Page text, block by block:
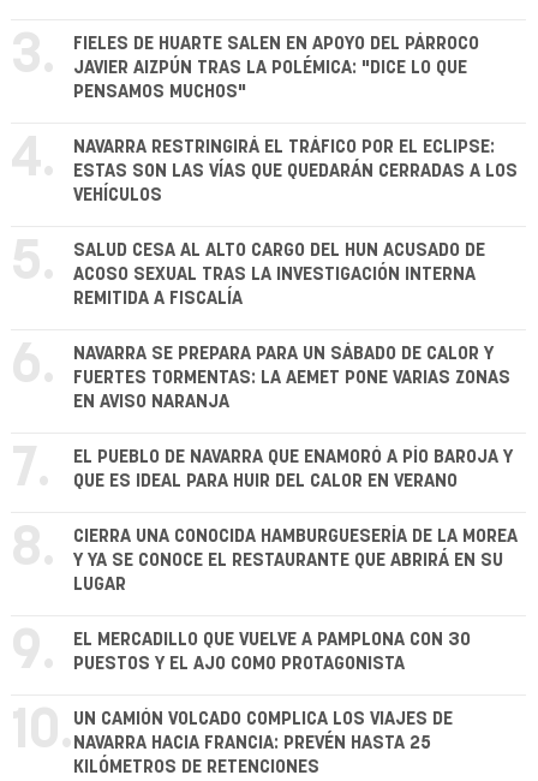
3.
FIELES DE HUARTE SALEN EN APOYO DEL PÁRROCO
JAVIER AIZPÚN TRAS LA POLÉMICA: "DICE LO QUE
PENSAMOS MUCHOS"
4.
NAVARRA RESTRINGIRÁ EL TRÁFICO POR EL ECLIPSE:
ESTAS SON LAS VÍAS QUE QUEDARÁN CERRADAS A LOS
VEHÍCULOS
5.
SALUD CESA AL ALTO CARGO DEL HUN ACUSADO DE
ACOSO SEXUAL TRAS LA INVESTIGACIÓN INTERNA
REMITIDA A FISCALÍA
6.
NAVARRA SE PREPARA PARA UN SÁBADO DE CALOR Y
FUERTES TORMENTAS: LA AEMET PONE VARIAS ZONAS
EN AVISO NARANJA
7.
EL PUEBLO DE NAVARRA QUE ENAMORÓ A PÍO BAROJA Y
QUE ES IDEAL PARA HUIR DEL CALOR EN VERANO
8.
CIERRA UNA CONOCIDA HAMBURGUESERÍA DE LA MOREA
Y YA SE CONOCE EL RESTAURANTE QUE ABRIRÁ EN SU
LUGAR
9.
EL MERCADILLO QUE VUELVE A PAMPLONA CON 30
PUESTOS Y EL AJO COMO PROTAGONISTA
10. UN CAMIÓN VOLCADO COMPLICA LOS VIAJES DE
NAVARRA HACIA FRANCIA: PREVÉN HASTA 25
KILÓMETROS DE RETENCIONES